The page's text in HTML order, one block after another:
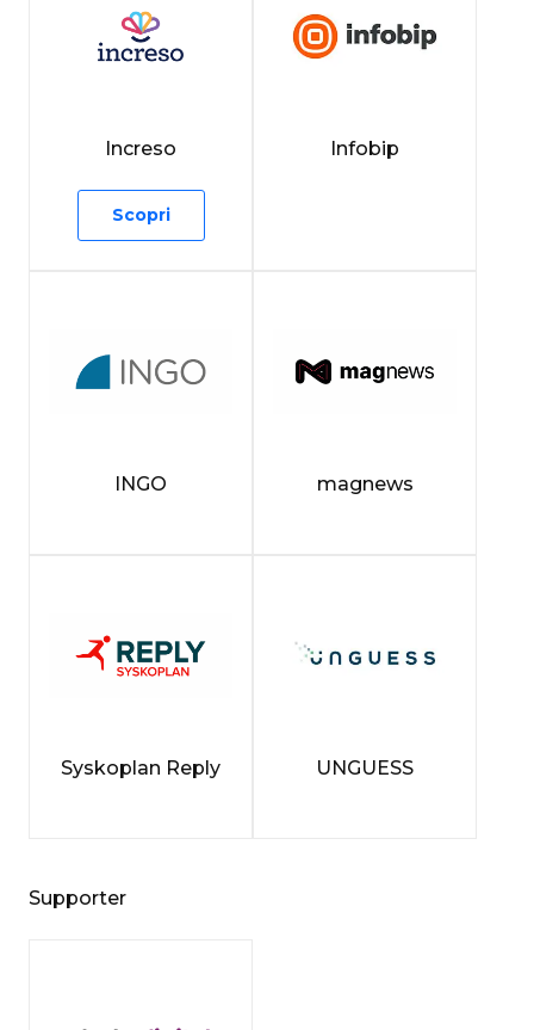
Increso
Scopri
Infobip
INGO magnews
Syskoplan Reply UNGUESS
Supporter